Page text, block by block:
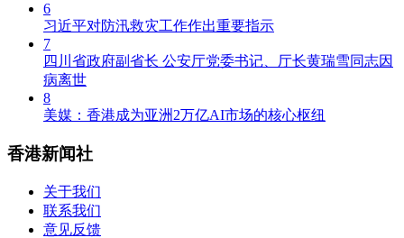
6
习近平对防汛救灾工作作出重要指示
7
四川省政府副省长 公安厅党委书记、厅长黄瑞雪同志因
病离世
8
美媒：香港成为亚洲2万亿AI市场的核心枢纽
香港新闻社
关于我们
联系我们
意见反馈